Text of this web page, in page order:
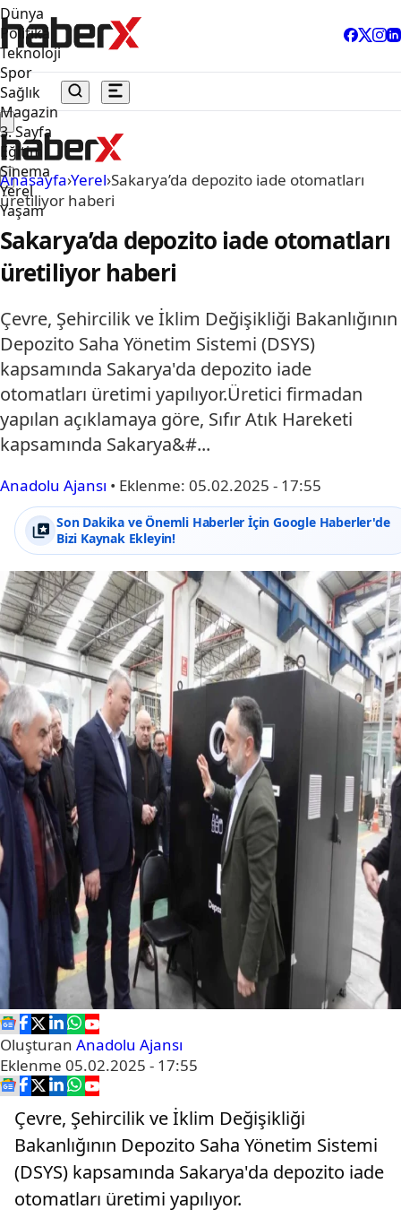
Dünya
Politika
Teknoloji
Spor
Sağlık
Magazin
3. Sayfa
Eğitim
Sinema
Yerel
Yaşam
Anasayfa›Yerel›Sakarya’da depozito iade otomatları
üretiliyor haberi
Sakarya’da depozito iade otomatları
üretiliyor haberi
Çevre, Şehircilik ve İklim Değişikliği Bakanlığının
Depozito Saha Yönetim Sistemi (DSYS)
kapsamında Sakarya'da depozito iade
otomatları üretimi yapılıyor.Üretici firmadan
yapılan açıklamaya göre, Sıfır Atık Hareketi
kapsamında Sakarya&#...
Anadolu Ajansı • Eklenme: 05.02.2025 - 17:55
Son Dakika ve Önemli Haberler İçin Google Haberler'de
Bizi Kaynak Ekleyin!
Oluşturan Anadolu Ajansı
Eklenme 05.02.2025 - 17:55
Çevre, Şehircilik ve İklim Değişikliği
Bakanlığının Depozito Saha Yönetim Sistemi
(DSYS) kapsamında Sakarya'da depozito iade
otomatları üretimi yapılıyor.